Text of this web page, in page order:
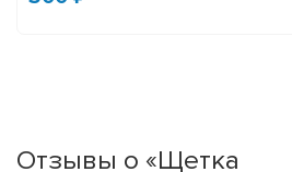
Отзывы о «Щетка